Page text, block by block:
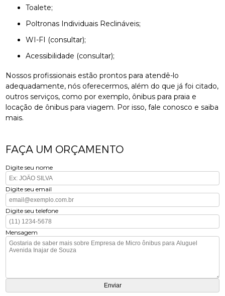
Toalete;
Poltronas Individuais Reclináveis;
WI-FI (consultar);
Acessibilidade (consultar);
Nossos profissionais estão prontos para atendê-lo
adequadamente, nós oferecermos, além do que já foi citado,
outros serviços, como por exemplo, ônibus para praia e
locação de ônibus para viagem. Por isso, fale conosco e saiba
mais.
FAÇA UM ORÇAMENTO
Digite seu nome
Digite seu email
Digite seu telefone
Mensagem